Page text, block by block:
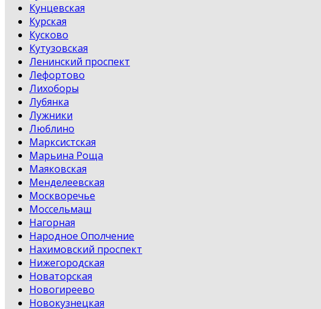
Кунцевская
Курская
Кусково
Кутузовская
Ленинский проспект
Лефортово
Лихоборы
Лубянка
Лужники
Люблино
Марксистская
Марьина Роща
Маяковская
Менделеевская
Москворечье
Моссельмаш
Нагорная
Народное Ополчение
Нахимовский проспект
Нижегородская
Новаторская
Новогиреево
Новокузнецкая